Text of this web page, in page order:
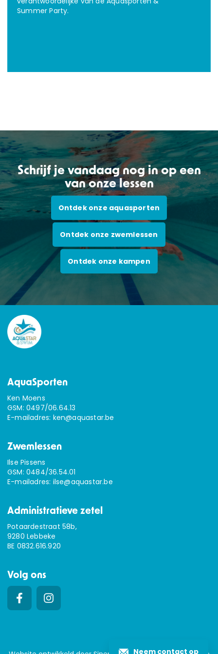
Summer Party.
Neem contact op
Schrijf je vandaag nog in op een
van onze lessen
Ontdek onze aquasporten
Ontdek onze zwemlessen
Ontdek onze kampen
AquaSporten
Ken Moens
GSM: 0497/06.64.13
E-mailadres: ken@aquastar.be
Zwemlessen
Ilse Pissens
GSM: 0484/36.54.01
E-mailadres: ilse@aquastar.be
Administratieve zetel
Potaardestraat 58b,
9280 Lebbeke
BE 0832.616.920
Volg ons